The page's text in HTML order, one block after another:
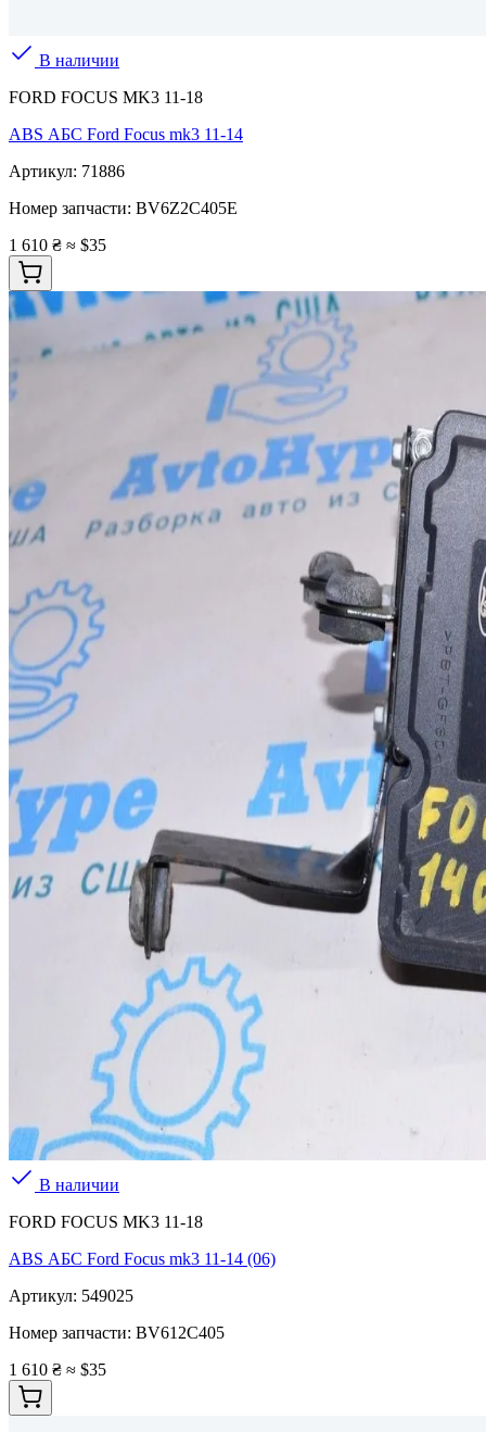
В наличии
FORD FOCUS MK3 11-18
ABS АБС Ford Focus mk3 11-14
Артикул: 71886
Номер запчасти: BV6Z2C405E
1 610 ₴ ≈ $35
В наличии
FORD FOCUS MK3 11-18
ABS АБС Ford Focus mk3 11-14 (06)
Артикул: 549025
Номер запчасти: BV612C405
1 610 ₴ ≈ $35